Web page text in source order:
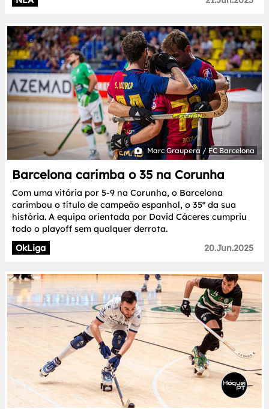
Marc Graupera / FC Barcelona
Barcelona carimba o 35 na Corunha
Com uma vitória por 5-9 na Corunha, o Barcelona
carimbou o título de campeão espanhol, o 35º da sua
história. A equipa orientada por David Cáceres cumpriu
todo o playoff sem qualquer derrota.
OkLiga
20.Jun.2025